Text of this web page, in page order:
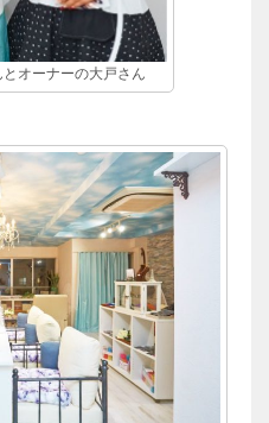
オーナーの大戸さん